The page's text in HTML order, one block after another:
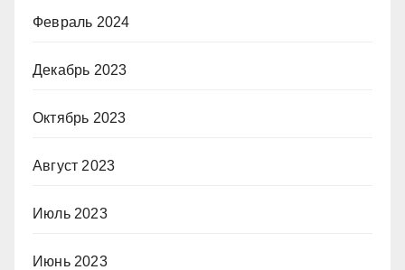
Февраль 2024
Декабрь 2023
Октябрь 2023
Август 2023
Июль 2023
Июнь 2023